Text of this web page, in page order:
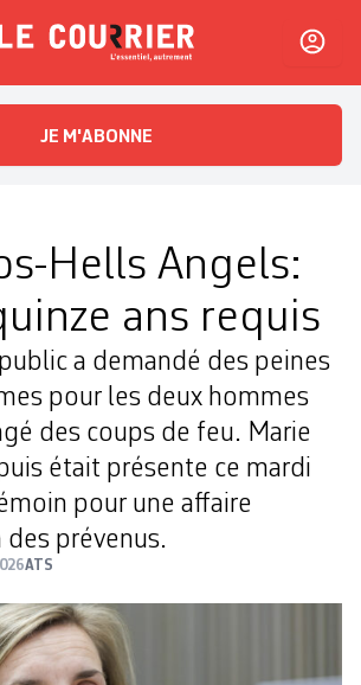
L'essentiel, autrement
JE M'ABONNE
Hells Angels:
ans requis
a demandé des peines
pour les deux hommes
des coups de feu. Marie
était présente ce mardi
pour une affaire
des prévenus.
ATS